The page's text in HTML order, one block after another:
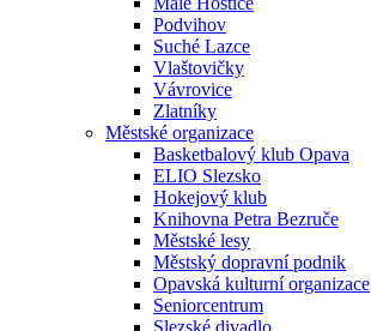
Podvihov
Suché Lazce
Vlaštovičky
Vávrovice
Zlatníky
Městské organizace
Basketbalový klub Opava
ELIO Slezsko
Hokejový klub
Knihovna Petra Bezruče
Městské lesy
Městský dopravní podnik
Opavská kulturní organizace
Seniorcentrum